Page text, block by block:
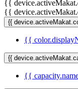
{{
{{
{{
{{
{{
{{